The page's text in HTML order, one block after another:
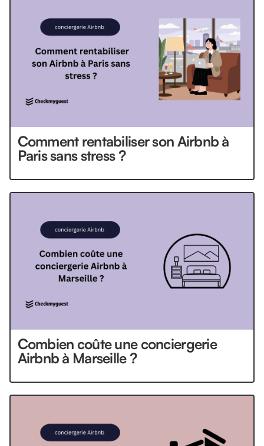
Comment rentabiliser son Airbnb à
Paris sans stress ?
Combien coûte une conciergerie
Airbnb à Marseille ?